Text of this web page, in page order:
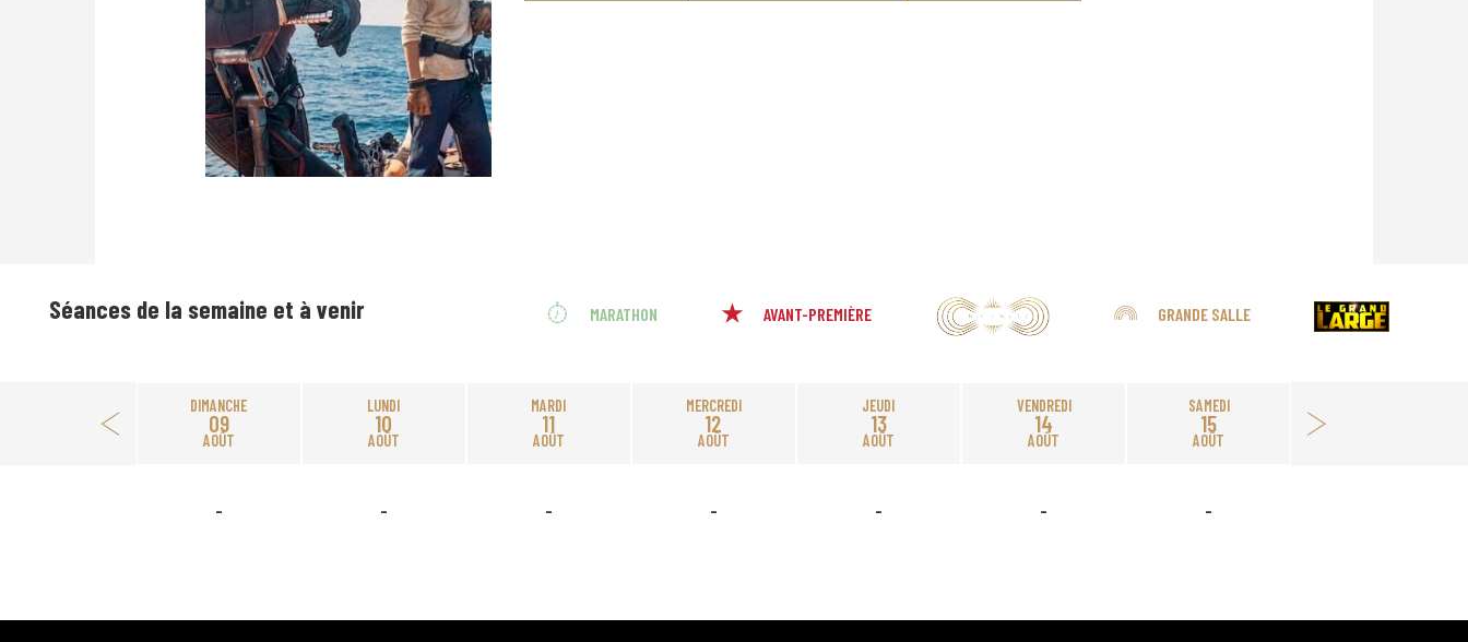
Séances de la semaine et à venir MARATHON AVANT-PREMIÈRE GRANDE SALLE
DIMANCHE
09
AOÛT
LUNDI
10
AOÛT
MARDI
11
AOÛT
MERCREDI
12
AOÛT
JEUDI
13
AOÛT
VENDREDI
14
AOÛT
SAMEDI
15
AOÛT
- - - - - - -